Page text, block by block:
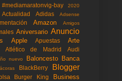
#mediamaratonvig-bay
2020
Actualidad Adidas Adsense
Amazon Amigos
Aniversario Anuncio
Apple Apuestas
Arte
Atlético de Madrid Audi
nuevo Baloncesto Banca
BlackBerry
Blogger
Burger King
Business